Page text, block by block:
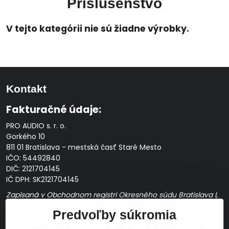
Príslušenstvo
Kontakt
Fakturačné údaje:
PRO AUDIO s. r. o.
Gorkého 10
811 01 Bratislava - mestská časť Staré Mesto
IČO: 54492840
DIČ: 2121704145
IČ DPH: SK2121704145
Zapísaná v Obchodnom registri Okresného súdu Bratislava I,
Prevádzková doba: pracovné dni10:00 - 14:00
Predvoľby súkromia